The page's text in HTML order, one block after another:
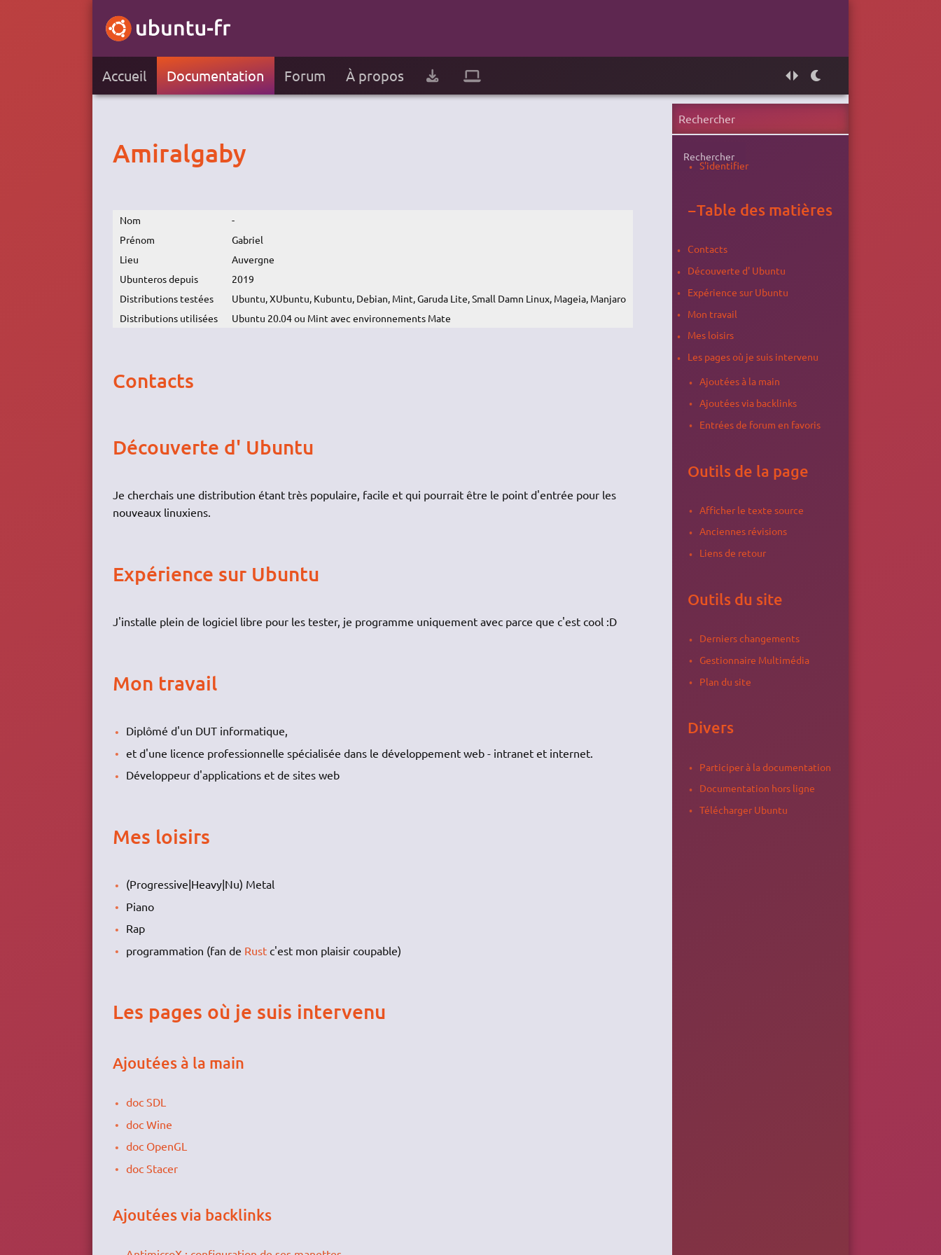
Accueil Documentation Forum À propos
Amiralgaby
Nom
-
Prénom
Gabriel
Lieu
Auvergne
Ubunteros depuis
2019
Distributions testées
Ubuntu, XUbuntu, Kubuntu, Debian, Mint, Garuda Lite, Small Damn Linux, Mageia, Manjaro
Distributions utilisées
Ubuntu 20.04 ou Mint avec environnements Mate
Contacts
Découverte d' Ubuntu
Je cherchais une distribution étant très populaire, facile et qui pourrait être le point d'entrée pour les
nouveaux linuxiens.
Expérience sur Ubuntu
J'installe plein de logiciel libre pour les tester, je programme uniquement avec parce que c'est cool :D
Mon travail
Diplômé d'un DUT informatique,
et d'une licence professionnelle spécialisée dans le développement web - intranet et internet.
Développeur d'applications et de sites web
Mes loisirs
(Progressive|Heavy|Nu) Metal
Piano
Rap
programmation (fan de Rust c'est mon plaisir coupable)
Les pages où je suis intervenu
Ajoutées à la main
doc SDL
doc Wine
doc OpenGL
doc Stacer
Ajoutées via backlinks
Rechercher
S'identifier
−Table des matières
Contacts
Découverte d' Ubuntu
Expérience sur Ubuntu
Mon travail
Mes loisirs
Les pages où je suis intervenu
Ajoutées à la main
Ajoutées via backlinks
Entrées de forum en favoris
Outils de la page
Afficher le texte source
Anciennes révisions
Liens de retour
Outils du site
Derniers changements
Gestionnaire Multimédia
Plan du site
Divers
Participer à la documentation
Documentation hors ligne
Télécharger Ubuntu